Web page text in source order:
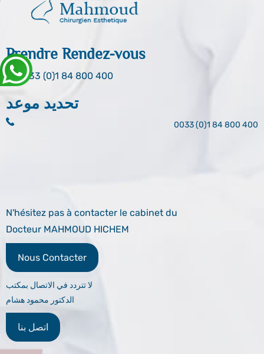
Prendre Rendez-vous
0033 (0)1 84 800 400
تحديد موعد
0033 (0)1 84 800 400
N'hésitez pas à contacter le cabinet du
Docteur MAHMOUD HICHEM
Nous Contacter
لا تتردد في الاتصال بمكتب
الدكتور محمود هشام
اتصل بنا